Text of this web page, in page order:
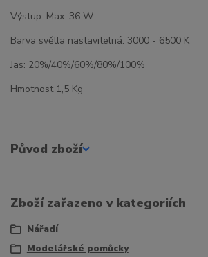
Výstup: Max. 36 W
Barva světla nastavitelná: 3000 - 6500 K
Jas: 20%/40%/60%/80%/100%
Hmotnost 1,5 Kg
Původ zboží
Zboží zařazeno v kategoriích
Nářadí
Modelářské pomůcky